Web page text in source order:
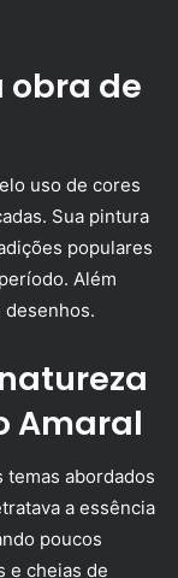
obra de
uso de cores
Sua pintura
populares
Além
Amaral
abordados
a essência
poucos
e cheias de